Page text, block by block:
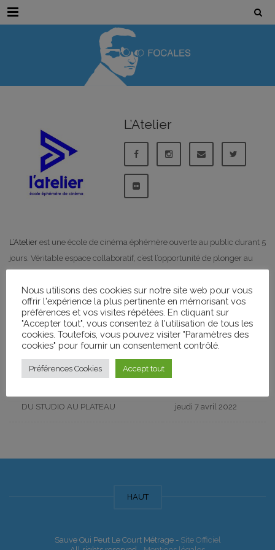
Menu
L’Atelier
L’Atelier est une école de cinéma éphémère ouverte au public durant 5
jours. Véritable espace collaboratif, c’est l’opportunité de plonger au
nouvelles pratiques, de permettre des rencontres, de susciter des
envies.
Événements
Nom de l'Événement
DU STUDIO AU PLATEAU jeudi 7 avril 2022
HAUT
Sauve Qui Peut Le Court Métrage - Site Officiel
Nous utilisons des cookies sur notre site web pour vous
offrir l'expérience la plus pertinente en mémorisant vos
préférences et vos visites répétées. En cliquant sur
"Accepter tout", vous consentez à l'utilisation de tous les
cookies. Toutefois, vous pouvez visiter "Paramètres des
cookies" pour fournir un consentement contrôlé.
Préférences Cookies Accept tout